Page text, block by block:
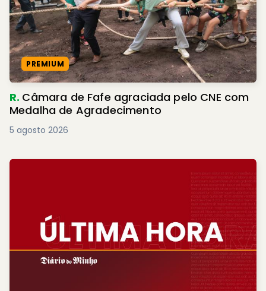
PREMIUM
R. Câmara de Fafe agraciada pelo CNE com
Medalha de Agradecimento
5 agosto 2026